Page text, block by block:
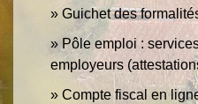
Guichet des
Pôle emploi :
employeurs
Compte fiscal en